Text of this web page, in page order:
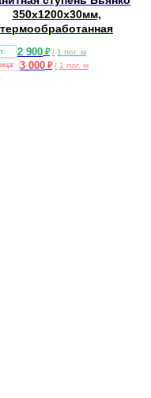
350х1200х30мм,
термообработанная
2 900 ₽ / 1 пог. м
3 000 ₽ / 1 пог. м